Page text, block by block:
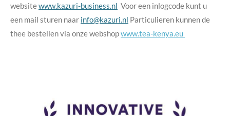
websitewww.kazuri-business.nl Voor een inlogcode kunt u
een mail sturen naar info@kazuri.nl Particulieren kunnen de
thee bestellen via onze webshopwww.tea-kenya.eu